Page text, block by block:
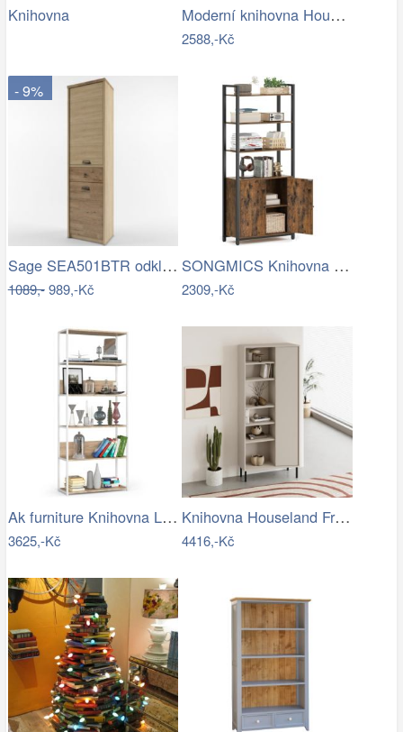
Knihovna Moderní knihovna Houseland Half dub…
2588,-Kč
- 9%
Sage SEA501BTR odklepávač na kávu
1089,-989,-Kč
SONGMICS Knihovna Vasagle Memor 60 cm…
2309,-Kč
Ak furniture Knihovna Loft s kovovým…
3625,-Kč
Knihovna Houseland Frem pískovec
4416,-Kč